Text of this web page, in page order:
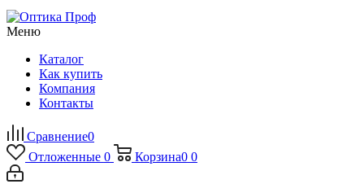
Меню
Каталог
Как купить
Компания
Контакты
Сравнение0
Отложенные 0 Корзина0 0